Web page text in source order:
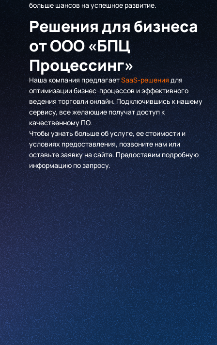
больше шансов на успешное развитие.
Решения для бизнеса
от ООО «БПЦ
Процессинг»
Наша компания предлагаетSaaS-решениядля
оптимизации бизнес-процессов и эффективного
ведения торговли онлайн. Подключившись к нашему
сервису, все желающие получат доступ к
качественному ПО.
Чтобы узнать больше об услуге, ее стоимости и
условиях предоставления, позвоните нам или
оставьте заявку на сайте. Предоставим подробную
информацию по запросу.
Имя*
Компания*
Телефон*
Email
Какие услуги вас интересуют
Комментарий